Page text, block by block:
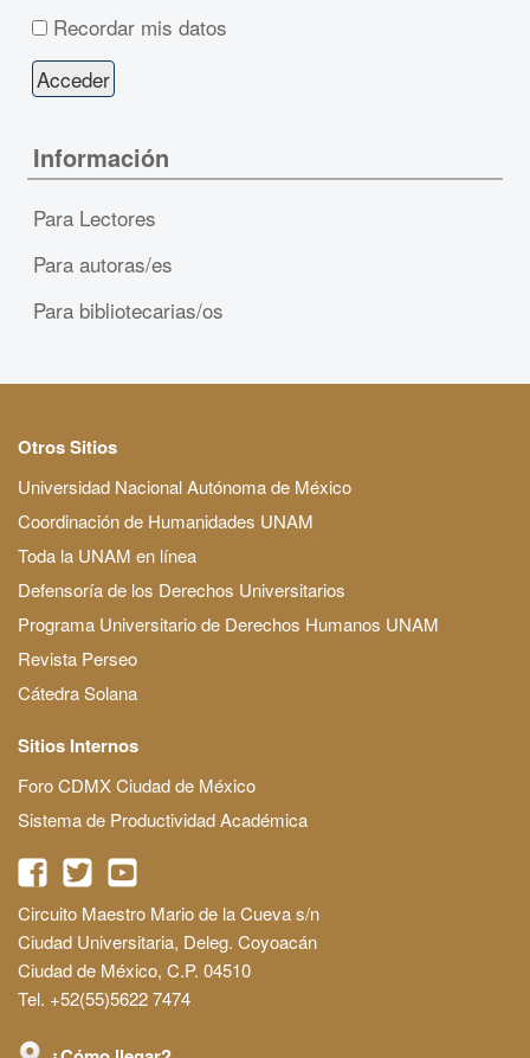
Recordar mis datos
Información
Para Lectores
Para autoras/es
Para bibliotecarias/os
Otros Sitios
Universidad Nacional Autónoma de México
Coordinación de Humanidades UNAM
Toda la UNAM en línea
Defensoría de los Derechos Universitarios
Programa Universitario de Derechos Humanos UNAM
Revista Perseo
Cátedra Solana
Sitios Internos
Foro CDMX Ciudad de México
Sistema de Productividad Académica
Circuito Maestro Mario de la Cueva s/n
Ciudad Universitaria, Deleg. Coyoacán
Ciudad de México, C.P. 04510
Tel. +52(55)5622 7474